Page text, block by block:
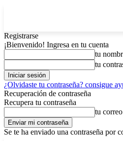
Registrarse
¡Bienvenido! Ingresa en tu cuenta
tu
tu
¿Olvidaste tu contraseña? consigue
Recuperación de contraseña
Recupera tu contraseña
tu
Se te ha enviado una contraseña por